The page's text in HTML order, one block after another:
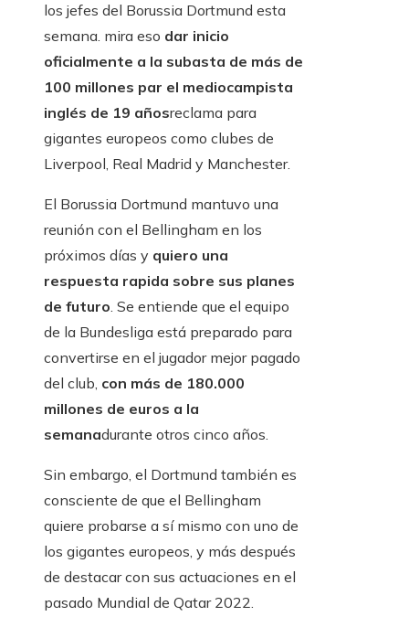
los jefes del Borussia Dortmund esta
semana. mira eso dar inicio
oficialmente a la subasta de más de
100 millones par el mediocampista
inglés de 19 añosreclama para
gigantes europeos como clubes de
Liverpool, Real Madrid y Manchester.
El Borussia Dortmund mantuvo una
reunión con el Bellingham en los
próximos días y quiero una
respuesta rapida sobre sus planes
de futuro. Se entiende que el equipo
de la Bundesliga está preparado para
convertirse en el jugador mejor pagado
del club, con más de 180.000
millones de euros a la
semanadurante otros cinco años.
Sin embargo, el Dortmund también es
consciente de que el Bellingham
quiere probarse a sí mismo con uno de
los gigantes europeos, y más después
de destacar con sus actuaciones en el
pasado Mundial de Qatar 2022.